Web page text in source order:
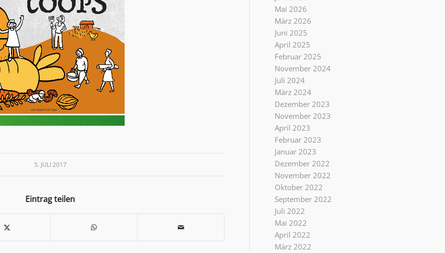
5. JULI 2017
Eintrag teilen
Mai 2026
März 2026
Juni 2025
April 2025
Februar 2025
November 2024
Juli 2024
März 2024
Dezember 2023
November 2023
April 2023
Februar 2023
Januar 2023
Dezember 2022
November 2022
Oktober 2022
September 2022
Juli 2022
Mai 2022
April 2022
März 2022